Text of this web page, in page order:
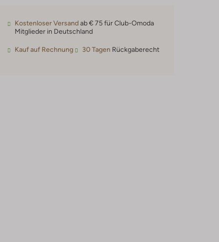
Kostenloser Versandab € 75 für Club-Omoda
Mitglieder in Deutschland
Kauf auf Rechnung 30 Tagen Rückgaberecht